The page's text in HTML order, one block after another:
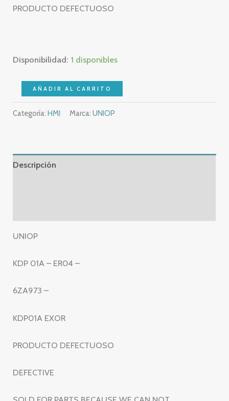
PRODUCTO DEFECTUOSO
Disponibilidad: 1 disponibles
revisarlo
UNIOP
KDP
ER04
–
cantidad
AÑADIR AL CARRITO
Categoría:HMI Marca:UNIOP
Descripción
UNIOP
KDP 01A – ER04 –
6ZA973 –
KDP01A EXOR
PRODUCTO DEFECTUOSO
DEFECTIVE